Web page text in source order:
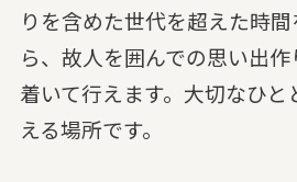
りを含めた世代を超えた時
ら、故人を囲んでの思い出
着いて行えます。大切なひ
える場所です。